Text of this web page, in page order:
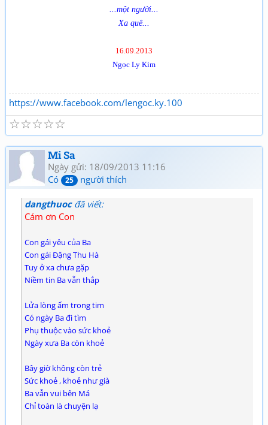
...một người...
Xa quê...
16.09.2013
Ngọc Ly Kim
https://www.facebook.com/lengoc.ky.100
☆
☆
☆
☆
☆
Mi Sa
Ngày gửi: 18/09/2013 11:16
Có
25 người thích
dangthuocđã viết:
Cám ơn Con
Con gái yêu của Ba
Con gái Đặng Thu Hà
Tuy ở xa chưa gặp
Niềm tin Ba vẫn thắp
Lửa lòng ấm trong tim
Có ngày Ba đi tìm
Phụ thuộc vào sức khoẻ
Ngày xưa Ba còn khoẻ
Bây giờ không còn trẻ
Sức khoẻ , khoẻ như già
Ba vẫn vui bên Má
Chỉ toàn là chuyện lạ